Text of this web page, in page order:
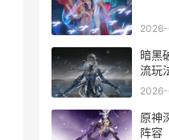
暗黑
流玩
力
原神
阵容